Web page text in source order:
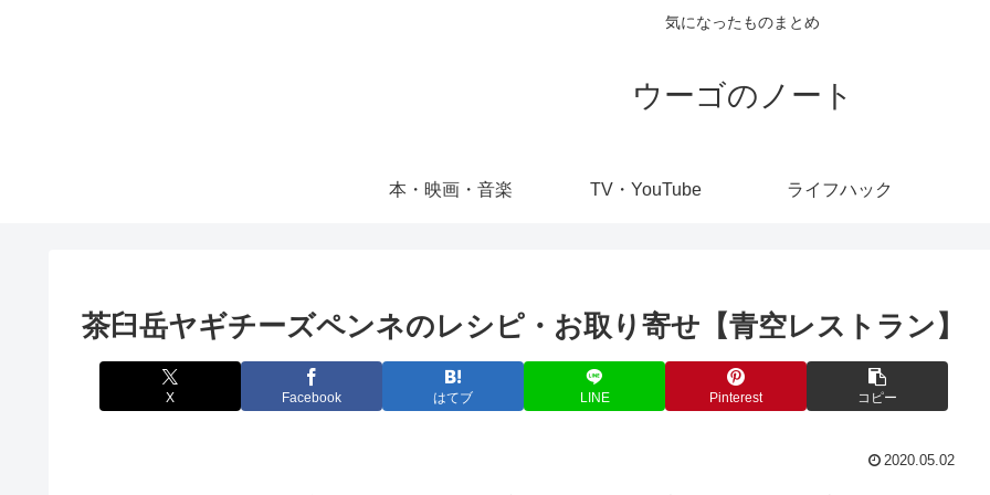
気になったものまとめ
ウーゴのノート
本・映画・音楽 TV・YouTube ライフハック
茶臼岳ヤギチーズペンネのレシピ・お取り寄せ【青空レストラン】
X Facebook はてブ LINE Pinterest コピー
2020.05.02